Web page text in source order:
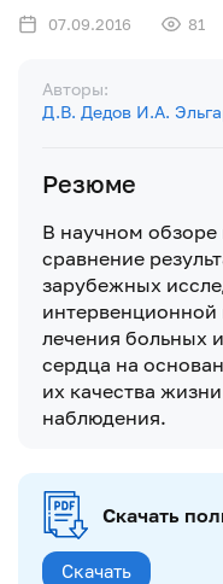
07.09.2016 81
Авторы:
Д.В. Дедов И.А.
Резюме
В научном обзоре
сравнение
зарубежных
интервенционной
лечения больных
сердца на
их качества
наблюдения.
Скачать
Скачать